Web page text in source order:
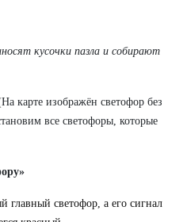
кусочки пазла и собирают
карте изображён светофор без
все светофоры, которые
главный светофор, а его сигнал